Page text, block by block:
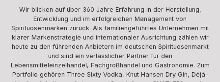
Wir blicken auf über 360 Jahre Erfahrung in der Herstellung,
Entwicklung und im erfolgreichen Management von
Spirituosenmarken zurück. Als familiengeführtes Unternehmen mit
klarer Markenstrategie und internationaler Ausrichtung zählen wir
heute zu den führenden Anbietern im deutschen Spirituosenmarkt
und sind ein verlässlicher Partner für den
Lebensmitteleinzelhandel, Fachgroßhandel und Gastronomie. Zum
Portfolio gehören Three Sixty Vodka, Knut Hansen Dry Gin, Déjà-